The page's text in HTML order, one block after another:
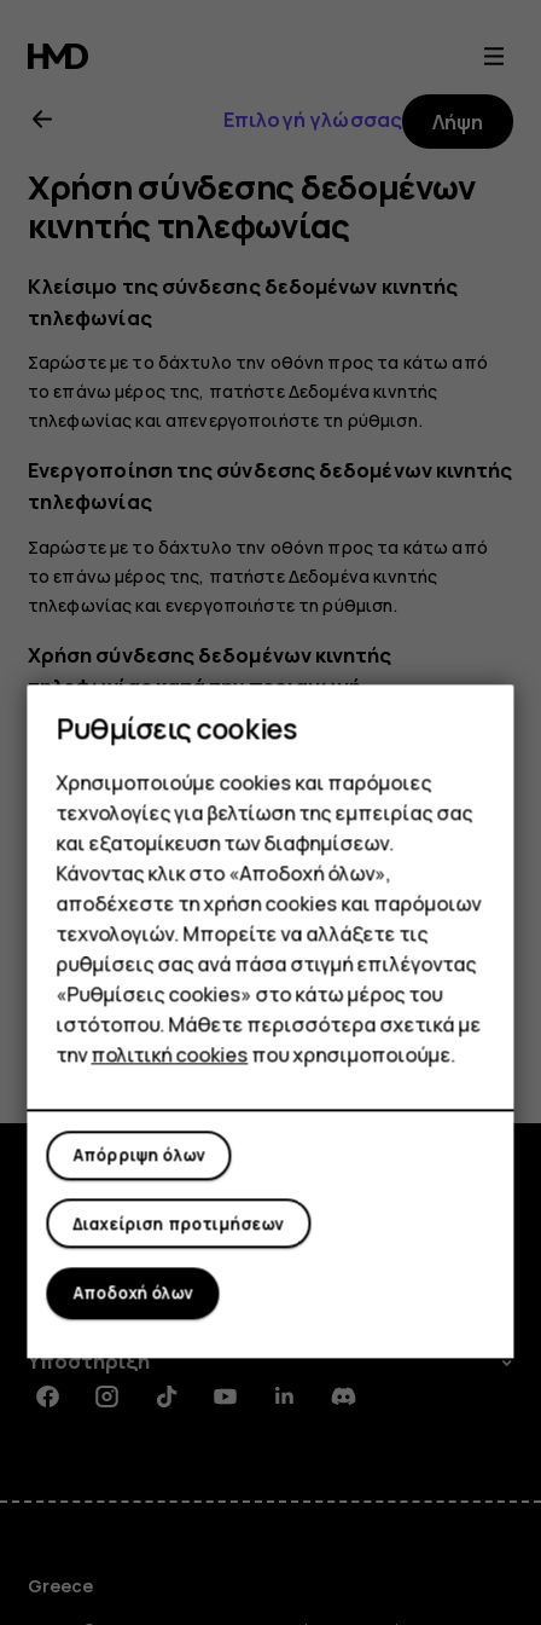
Οδηγίες
χρήσης
Nokia
3.2
Smartphone
Τηλέφωνα απλής χρήσης
Tablet
Επιλογή γλώσσας Λήψη
Χρήση σύνδεσης δεδομένων
κινητής τηλεφωνίας
Κλείσιμο της σύνδεσης δεδομένων κινητής
τηλεφωνίας
Σαρώστε με το δάχτυλο την οθόνη προς τα κάτω από
το επάνω μέρος της, πατήστεΔεδομένα κινητής
τηλεφωνίαςκαι απενεργοποιήστε τη ρύθμιση.
Ενεργοποίηση της σύνδεσης δεδομένων κινητής
τηλεφωνίας
Σαρώστε με το δάχτυλο την οθόνη προς τα κάτω από
το επάνω μέρος της, πατήστεΔεδομένα κινητής
τηλεφωνίαςκαι ενεργοποιήστε τη ρύθμιση.
Χρήση σύνδεσης δεδομένων κινητής
τηλεφωνίας κατά την περιαγωγή
ΠατήστεΡυθμίσεις >Δίκτυο και διαδίκτυο
Συμβουλή:Για να παρακολουθείτε τη χρήση
δεδομένων σας, πατήστεΡυθμίσεις>
διαδίκτυο>Χρήση δεδομένων.
Το βρήκατε χρήσιμο;
Εξερευνήστε
Πληροφορίες
Planet and people
Υποστήριξη
FacebookInstagramTiktokYoutubeLinkedinDiscord
Greece
Ρυθμίσεις cookies
Χρησιμοποιούμε cookies και παρόμοιες
τεχνολογίες για βελτίωση της εμπειρίας σας
και εξατομίκευση των διαφημίσεων.
Κάνοντας κλικ στο «Αποδοχή όλων»,
αποδέχεστε τη χρήση cookies και παρόμοιων
τεχνολογιών. Μπορείτε να αλλάξετε τις
ρυθμίσεις σας ανά πάσα στιγμή επιλέγοντας
«Ρυθμίσεις cookies» στο κάτω μέρος του
ιστότοπου. Μάθετε περισσότερα σχετικά με
τηνπολιτική cookiesπου χρησιμοποιούμε.
Απόρριψη όλων
Διαχείριση προτιμήσεων
Αποδοχή όλων